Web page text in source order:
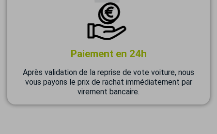
Paiement en 24h
Après validation de la reprise de vote voiture, nous
vous payons le prix de rachat immédiatement par
virement bancaire.